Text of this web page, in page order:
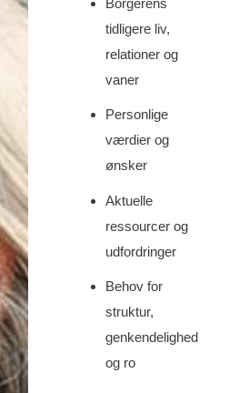
Borgerens
tidligere liv,
relationer og
vaner
Personlige
værdier og
ønsker
Aktuelle
ressourcer og
udfordringer
Behov for
struktur,
genkendelighed
og ro